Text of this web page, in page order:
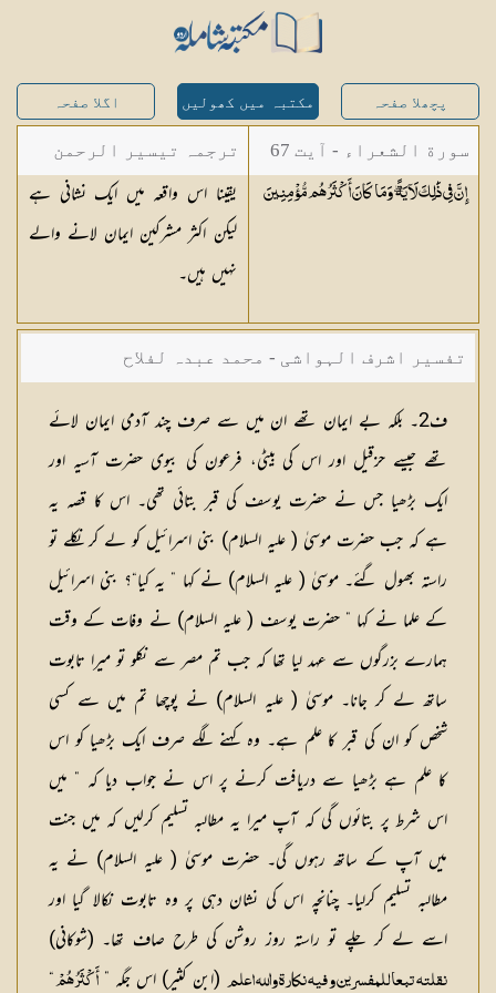
پچھلا صفحہ مکتبہ میں کھولیں اگلا صفحہ
سورة الشعراء - آیت 67
إِنَّ فِي ذَٰلِكَ لَآيَةً ۖ وَمَا كَانَ أَكْثَرُهُممُّؤْمِنِينَ
ترجمہ تیسیر الرحمن
لبیان القرآن - محمد
لقمان سلفی
یقینا اس واقعہ میں ایک نشانی ہے
لیکن اکثر مشرکین ایمان لانے والے
نہیں ہیں۔
تفسیر اشرف الہواشی - محمد عبدہ لفلاح
ف2۔ بلکہ بے ایمان تھے ان میں سے صرف چند آدمی ایمان لائے
تھے جیسے حزقیل اور اس کی بیٹی، فرعون کی بیوی حضرت آسیہ اور
ایک بڑھیا جس نے حضرت یوسف کی قبر بتائی تھی۔ اس کا قصہ یہ
ہے کہ جب حضرت موسیٰ ( علیہ السلام) بنی اسرائیل کو لے کر نکلے تو
راستہ بھول گئے۔ موسیٰ ( علیہ السلام) نے کہا ” یہ کیا“؟ بنی اسرائیل
کے علما نے کہا ” حضرت یوسف ( علیہ السلام) نے وفات کے وقت
ہمارے بزرگوں سے عہد لیا تھا کہ جب تم مصر سے نکلو تو میرا تابوت
ساتھ لے کر جانا۔ موسیٰ ( علیہ السلام) نے پوچھا تم میں سے کسی
شخص کو ان کی قبر کا علم ہے۔ وہ کہنے لگے صرف ایک بڑھیا کو اس
کا علم ہے بڑھیا سے دریافت کرنے پر اس نے جواب دیا کہ ” میں
اس شرط پر بتائوں گی کہ آپ میرا یہ مطالبہ تسلیم کرلیں کہ میں جنت
میں آپ کے ساتھ رہوں گی۔ حضرت موسیٰ ( علیہ السلام) نے یہ
مطالبہ تسلیم کرلیا۔ چنانچہ اس کی نشان دہی پر وہ تابوت نکالا گیا اور
اسے لے کر چلے تو راستہ روز روشن کی طرح صاف تھا۔ (شوکانی)
نقلتہ تبعا للمفسرین و فیہ نکارۃ واللہ اعلم (ابن کثیر) اس جگہ ”أَكْثَرُهُمْ“